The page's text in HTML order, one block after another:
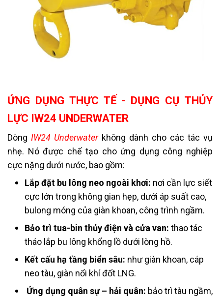
ỨNG DỤNG THỰC TẾ - DỤNG CỤ THỦY
LỰC IW24 UNDERWATER
Dòng IW24 Underwaterkhông dành cho các tác vụ
nhẹ. Nó được chế tạo cho ứng dụng công nghiệp
cực nặng dưới nước, bao gồm:
Lắp đặt bu lông neo ngoài khơi: nơi cần lực siết
cực lớn trong không gian hẹp, dưới áp suất cao,
bulong móng của giàn khoan, công trình ngầm.
Bảo trì tua-bin thủy điện và cửa van: thao tác
tháo lắp bu lông khổng lồ dưới lòng hồ.
Kết cấu hạ tầng biển sâu: như giàn khoan, cáp
neo tàu, giàn nổi khí đốt LNG.
Ứng dụng quân sự – hải quân: bảo trì tàu ngầm,